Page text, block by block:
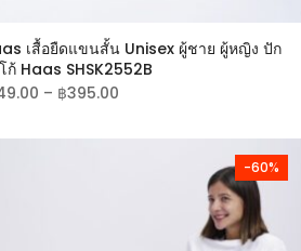
เสื้อยืดแขนสั้น Unisex ผู้ชาย ผู้หญิง ปัก
ก้ Haas SHSK2552B
– ฿395.00
-60%